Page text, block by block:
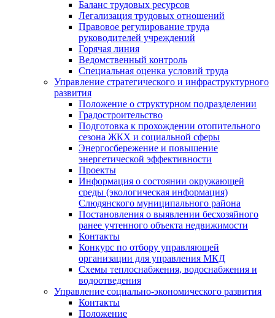
Баланс трудовых ресурсов
Легализация трудовых отношений
Правовое регулирование труда
руководителей учреждений
Горячая линия
Ведомственный контроль
Специальная оценка условий труда
Управление стратегического и инфраструктурного
развития
Положение о структурном подразделении
Градостроительство
Подготовка к прохождении отопительного
сезона ЖКХ и социальной сферы
Энергосбережение и повышение
энергетической эффективности
Проекты
Информация о состоянии окружающей
среды (экологическая информация)
Слюдянского муниципального района
Постановления о выявлении бесхозяйного
ранее учтенного объекта недвижимости
Контакты
Конкурс по отбору управляющей
организации для управления МКД
Схемы теплоснабжения, водоснабжения и
водоотведения
Управление социально-экономического развития
Контакты
Положение